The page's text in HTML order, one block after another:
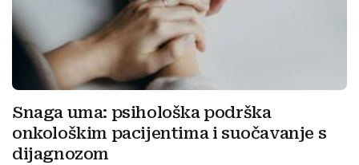
Snaga uma: psihološka podrška
onkološkim pacijentima i suočavanje s
dijagnozom